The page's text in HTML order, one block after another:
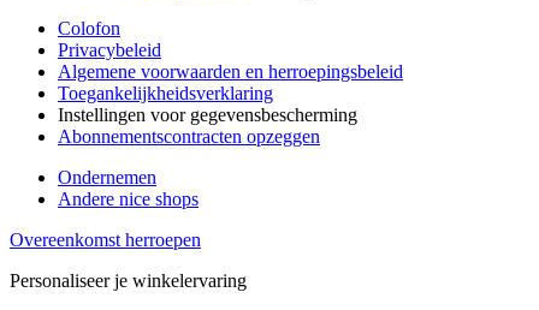
Colofon
Privacybeleid
Algemene voorwaarden en herroepingsbeleid
Toegankelijkheidsverklaring
Instellingen voor gegevensbescherming
Abonnementscontracten opzeggen
Ondernemen
Andere nice shops
Overeenkomst herroepen
Personaliseer je winkelervaring